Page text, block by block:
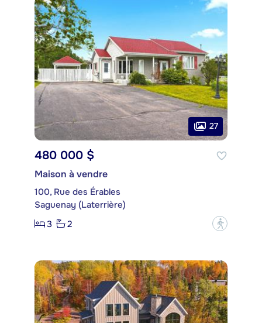
27
480 000 $
Maison à vendre
100, Rue des Érables
Saguenay (Laterrière)
3
2 ?